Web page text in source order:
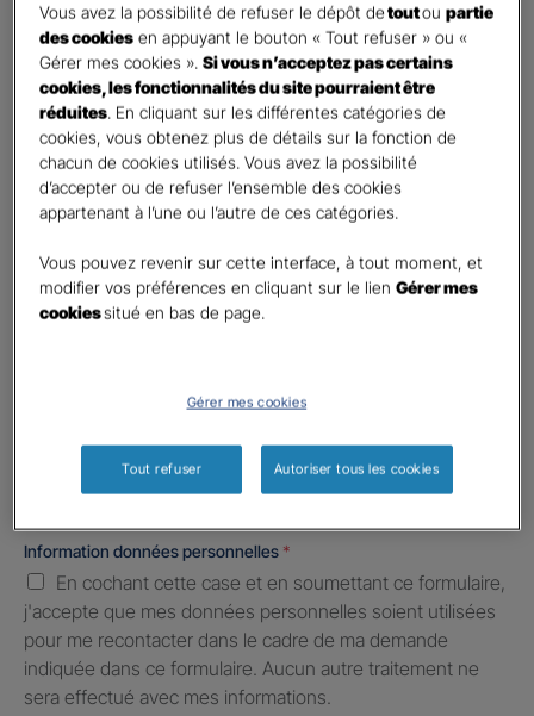
Civilité
Madame
Monsieur
Contact*
First Last
United
States
E-mail*
Informations complémentaires (facultatif)
Information données personnelles *
En cochant cette case et en soumettant ce formulaire,
j'accepte que mes données personnelles soient utilisées
pour me recontacter dans le cadre de ma demande
indiquée dans ce formulaire. Aucun autre traitement ne
sera effectué avec mes informations.
Vous avez la possibilité de refuser le dépôt detoutoupartie
des cookies en appuyant le bouton « Tout refuser » ou «
Gérer mes cookies ».Si vous n’acceptez pas certains
cookies, les fonctionnalités du site pourraient être
réduites. En cliquant sur les différentes catégories de
cookies, vous obtenez plus de détails sur la fonction de
chacun de cookies utilisés. Vous avez la possibilité
d’accepter ou de refuser l’ensemble des cookies
appartenant à l’une ou l’autre de ces catégories.
Vous pouvez revenir sur cette interface, à tout moment, et
modifier vos préférences en cliquant sur le lienGérer mes
cookiessitué en bas de page.
Gérer mes cookies
Tout refuser Autoriser tous les cookies